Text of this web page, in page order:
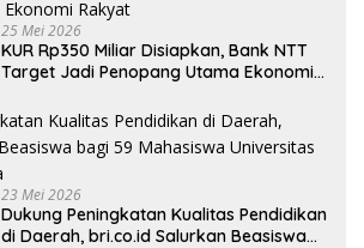
25 Mei 2026
KUR Rp350 Miliar Disiapkan, Bank NTT
Target Jadi Penopang Utama Ekonomi
23 Mei 2026
Dukung Peningkatan Kualitas Pendidikan
di Daerah, bri.co.id Salurkan Beasiswa